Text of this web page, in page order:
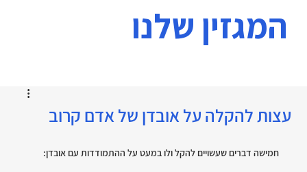
המגזין שלנו
עצות להקלה על אובדן של אדם קרוב
חמישה דברים שעשויים להקל ולו במעט על ההתמודדות עם אובדן: